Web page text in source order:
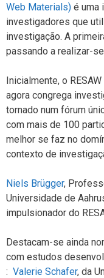
Web Materials) é uma
investigadores que
investigação. A
passando a realizar-
Inicialmente, o
agora congrega
tornado num fórum
com mais de 100
melhor se faz no
contexto de
Niels Brügger,
Universidade de
impulsionador do
Destacam-se ainda
com estudos
: Valerie Schafer, da